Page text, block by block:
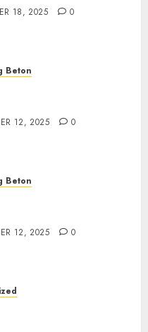
18, 2025 0
Beton
12, 2025 0
Beton
12, 2025 0